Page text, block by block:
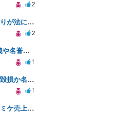
2
未成年者との不適切なやり取りが法に触れる可能性と対処法
2
ChatGPTでの愚痴が情報漏洩や名誉毀損に該当するか確認したい
1
知的障害者と言う文言が名誉毀損か名誉感情の侵害になるか教えてほしい。
1
ネットでの誹謗中傷によるコミケ売上減少、損害賠償は可能か？